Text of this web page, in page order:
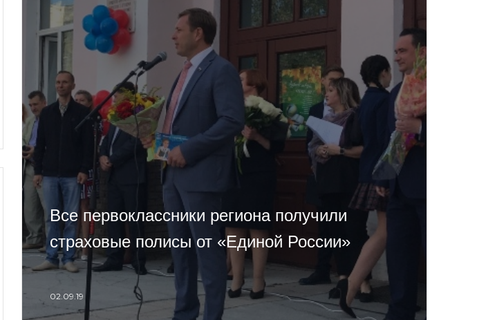
Все первоклассники региона получили
страховые полисы от «Единой России»
02.09.19